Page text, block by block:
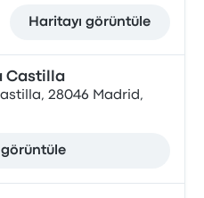
Haritayı görüntüle
Castilla
28046 Madrid,
görüntüle